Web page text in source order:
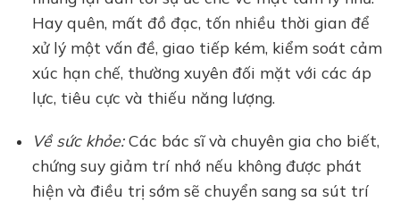
Hay quên, mất đồ đạc, tốn nhiều thời gian để
xử lý một vấn đề, giao tiếp kém, kiểm soát cảm
xúc hạn chế, thường xuyên đối mặt với các áp
lực, tiêu cực và thiếu năng lượng.
Về sức khỏe:Các bác sĩ và chuyên gia cho biết,
chứng suy giảm trí nhớ nếu không được phát
hiện và điều trị sớm sẽ chuyển sang sa sút trí